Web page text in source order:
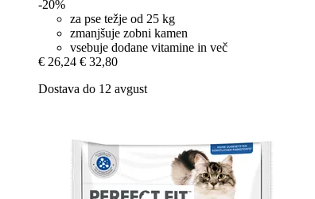
-20%
za pse težje od 25 kg
zmanjšuje zobni kamen
vsebuje dodane vitamine in več
€ 26,24 € 32,80
Dostava do 12 avgust